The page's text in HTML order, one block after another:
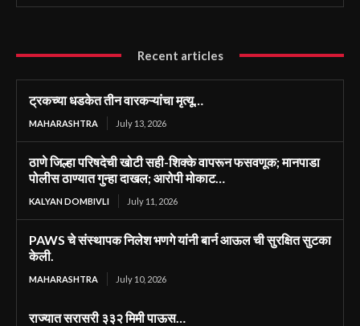
Recent articles
ट्रकच्या धडकेत तीन वारकऱ्यांचा मृत्यू…
MAHARASHTRA July 13, 2026
ठाणे जिल्हा परिषदेची खोटी सही-शिक्के वापरून फसवणूक; मानपाडा
पोलीस ठाण्यात गुन्हा दाखल; आरोपी मोकाट…
KALYAN DOMBIVLI July 11, 2026
PAWS चे संस्थापक निलेश भणगे यांनी बार्न आऊल ची सुरक्षित सुटका
केली.
MAHARASHTRA July 10, 2026
राज्यात सरासरी ३३२ मिमी पाऊस…